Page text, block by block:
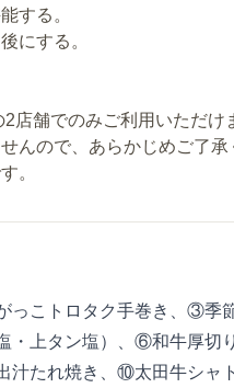
する。
にする。
店舗でのみご利用いただけ
んので、あらかじめご了承
こトロタク手巻き、③季
・上タン塩）、⑥和牛厚
汁たれ焼き、⑩太田牛シャ